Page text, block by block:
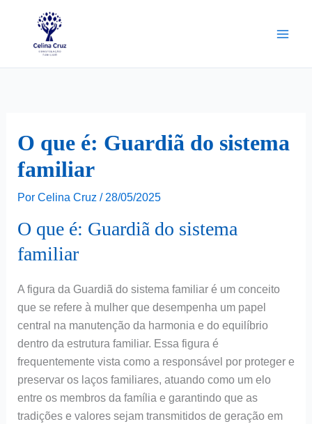
O que é: Guardiã do sistema
familiar
Por Celina Cruz / 28/05/2025
O que é: Guardiã do sistema
familiar
A figura da Guardiã do sistema familiar é um conceito
que se refere à mulher que desempenha um papel
central na manutenção da harmonia e do equilíbrio
dentro da estrutura familiar. Essa figura é
frequentemente vista como a responsável por proteger e
preservar os laços familiares, atuando como um elo
entre os membros da família e garantindo que as
tradições e valores sejam transmitidos de geração em